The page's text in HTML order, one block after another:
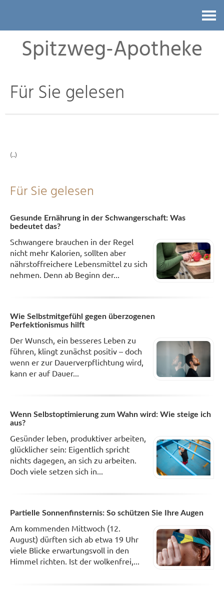
Spitzweg-Apotheke
Für Sie gelesen
(..)
Für Sie gelesen
Gesunde Ernährung in der Schwangerschaft: Was
bedeutet das?
Schwangere brauchen in der Regel
nicht mehr Kalorien, sollten aber
nährstoffreichere Lebensmittel zu sich
nehmen. Denn ab Beginn der...
Wie Selbstmitgefühl gegen überzogenen
Perfektionismus hilft
Der Wunsch, ein besseres Leben zu
führen, klingt zunächst positiv – doch
wenn er zur Dauerverpflichtung wird,
kann er auf Dauer...
Wenn Selbstoptimierung zum Wahn wird: Wie steige ich
aus?
Gesünder leben, produktiver arbeiten,
glücklicher sein: Eigentlich spricht
nichts dagegen, an sich zu arbeiten.
Doch viele setzen sich in...
Partielle Sonnenfinsternis: So schützen Sie Ihre Augen
Am kommenden Mittwoch (12.
August) dürften sich ab etwa 19 Uhr
viele Blicke erwartungsvoll in den
Himmel richten. Ist der wolkenfrei,...